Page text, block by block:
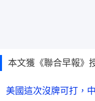
本文獲《聯合早報》
美國這次沒牌可打，